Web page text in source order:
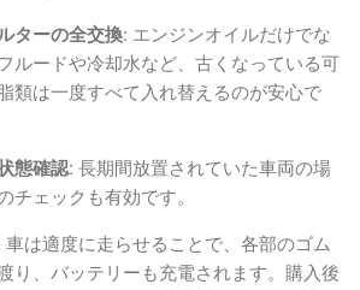
ターの全交換: エンジンオイルだけでな
ルードや冷却水など、古くなっている可
類は一度すべて入れ替えるのが安心で
態確認: 長期間放置されていた車両の場
チェックも有効です。
車は適度に走らせることで、各部のゴム
り、バッテリーも充電されます。購入後